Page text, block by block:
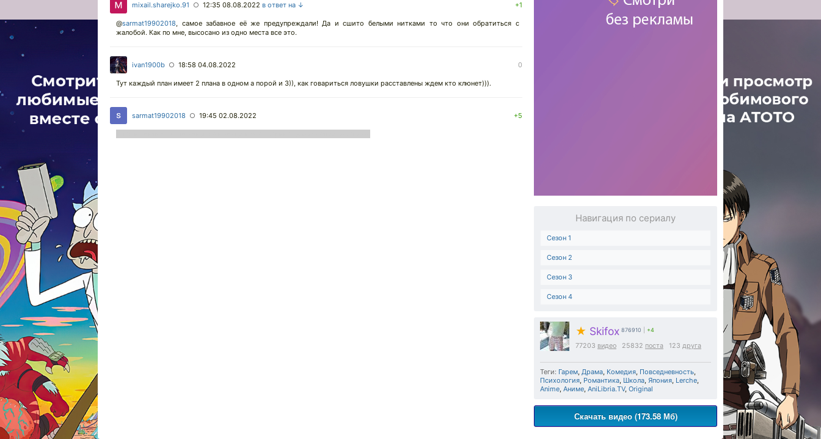
Навигация по сериалу
Сезон 1
Сезон 2
Сезон 3
Сезон 4
★ Skifox 876910 +4
77203 видео 25832 поста 123 друга
Теги: Гарем, Драма, Комедия, Повседневность,
Психология, Романтика, Школа, Япония, Lerche,
Anime, Аниме, AniLibria.TV, Original
Скачать видео (173.58 Мб)
mixail.sharejko.91 ○ 12:35 08.08.2022 в ответ на ↓ +1
@sarmat19902018, самое забавное её же предупреждали! Да и сшито белыми нитками то что они обратиться с
жалобой. Как по мне, высосано из одно места все это.
ivan1900b ○ 18:58 04.08.2022 0
Тут каждый план имеет 2 плана в одном а порой и 3)), как говариться ловушки расставлены ждем кто клюнет))).
sarmat19902018 ○ 19:45 02.08.2022 +5